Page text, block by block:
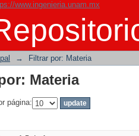
www.ingenieria.unam.mx
Materia
→ Filtrar por: Materia
Materia
página: